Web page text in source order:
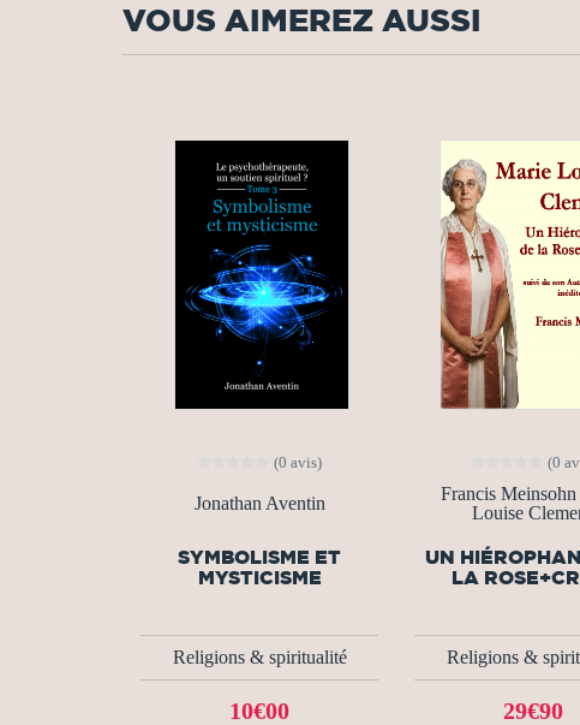
VOUS AIMEREZ AUSSI
(0 avis)
Jonathan Aventin
SYMBOLISME ET
MYSTICISME
Religions & spiritualité
10€00
(0
Francis
Louise
UN
LA
Religions &
29€90